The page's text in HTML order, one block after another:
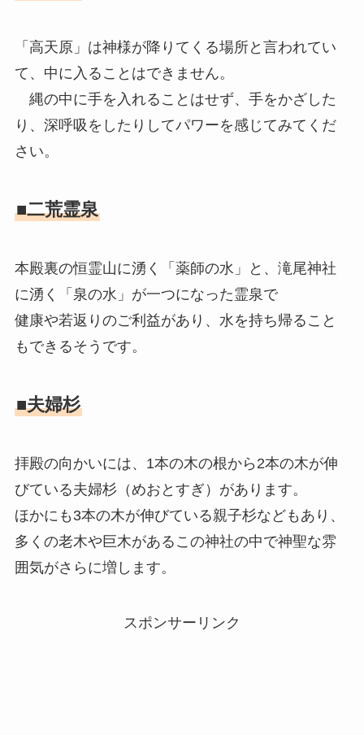
「高天原」は神様が降りてくる場所と言われてい
て、中に入ることはできません。
縄の中に手を入れることはせず、手をかざした
り、深呼吸をしたりしてパワーを感じてみてくだ
さい。
■二荒霊泉
本殿裏の恒霊山に湧く「薬師の水」と、滝尾神社
に湧く「泉の水」が一つになった霊泉で
健康や若返りのご利益があり、水を持ち帰ること
もできるそうです。
■夫婦杉
拝殿の向かいには、1本の木の根から2本の木が伸
びている夫婦杉（めおとすぎ）があります。
ほかにも3本の木が伸びている親子杉などもあり、
多くの老木や巨木があるこの神社の中で神聖な雰
囲気がさらに増します。
スポンサーリンク